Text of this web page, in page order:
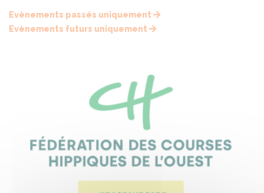
Evènements passés uniquement
Evènements futurs uniquement